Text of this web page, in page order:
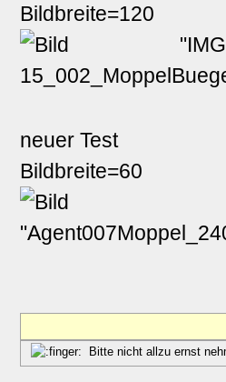
Bildbreite=120
neuer Test
Bildbreite=60
Bitte nicht allzu ernst